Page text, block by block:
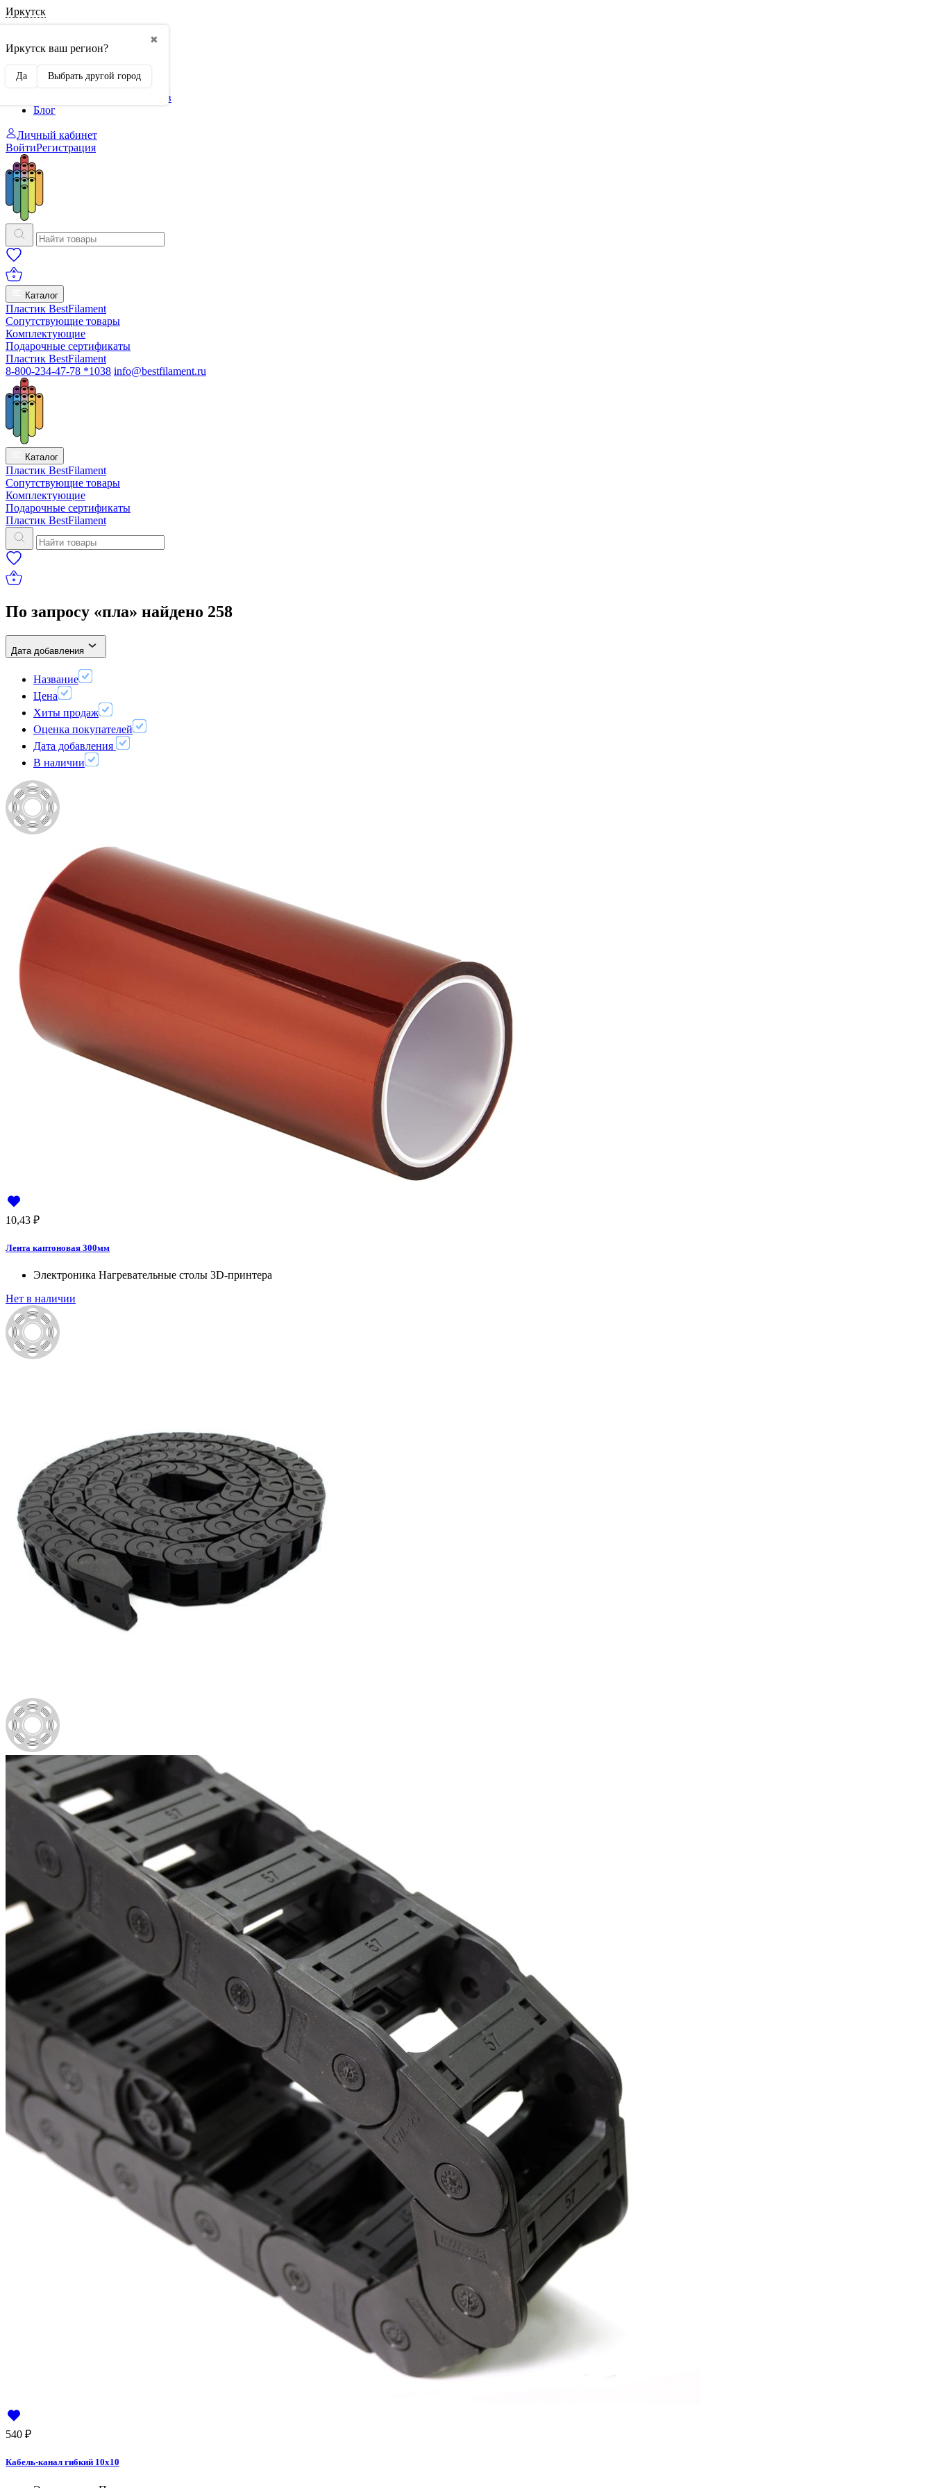
Иркутск
✖
Иркутск ваш регион?
Да Выбрать другой город
Филиалы
Система скидок
Оплата и доставка
Для крупных 3D-печатников
Блог
Личный кабинет
ВойтиРегистрация
Каталог
Пластик BestFilament
Сопутствующие товары
Комплектующие
Подарочные сертификаты
Пластик BestFilament
8-800-234-47-78 *1038 info@bestfilament.ru
Каталог
Пластик BestFilament
Сопутствующие товары
Комплектующие
Подарочные сертификаты
Пластик BestFilament
По запросу «пла» найдено 258
Дата добавления
Название
Цена
Хиты продаж
Оценка покупателей
Дата добавления
В наличии
10,43 ₽
Лента каптоновая 300мм
Электроника Нагревательные столы 3D-принтера
Нет в наличии
540 ₽
Кабель-канал гибкий 10x10